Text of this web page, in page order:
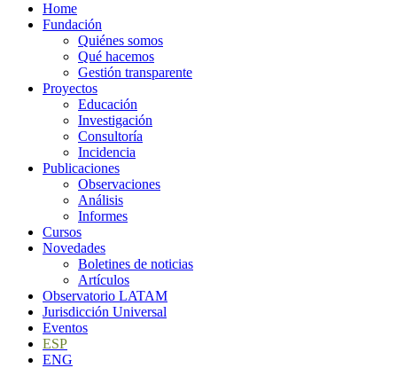
Home
Fundación
Quiénes somos
Qué hacemos
Gestión transparente
Proyectos
Educación
Investigación
Consultoría
Incidencia
Publicaciones
Observaciones
Análisis
Informes
Cursos
Novedades
Boletines de noticias
Artículos
Observatorio LATAM
Jurisdicción Universal
Eventos
ESP
ENG